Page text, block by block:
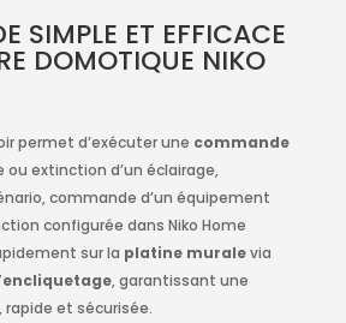
SIMPLE ET EFFICACE
DOMOTIQUE NIKO
permet d’exécuter une commande
extinction d’un éclairage,
commande d’un équipement
configurée dans Niko Home
sur la platine muralevia
, garantissant une
et sécurisée.